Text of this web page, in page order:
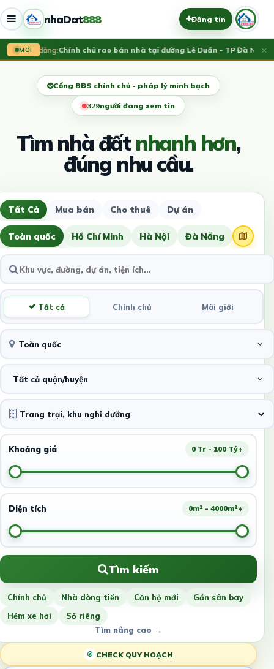
nhaDat888 Đăng tin
MỚI
Vừa đăng:Chính chủ rao bán nhà tại đường Lê Duẩn - TP Đà Nẵng;×
Cổng BĐS chính chủ - pháp lý minh bạch
333người đang xem tin
Tìm nhà đấtnhanh hơn,
đúng nhu cầu.
Tất Cả Mua bán Cho thuê Dự án
Toàn quốc Hồ Chí Minh Hà Nội Đà Nẵng
Tất cả Chính chủ Môi giới
Toàn quốc
Tất cả quận/huyện
Khoảng giá 0 Tr - 100 Tỷ+
Diện tích 0m² - 4000m²+
Tìm kiếm
Chính chủ Nhà dòng tiền Căn hộ mới
Gần sân bay
Hẻm xe hơi
Sổ riêng
Tìm nâng cao →
CHECK QUY HOẠCH